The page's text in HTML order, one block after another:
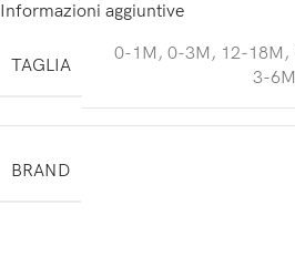
Informazioni aggiuntive
TAGLIA
0-1M, 0-3M, 12-18M,
3-6M
BRAND